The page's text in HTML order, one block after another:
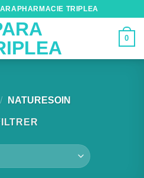
TRIPLEA
0
/ NATURESOIN